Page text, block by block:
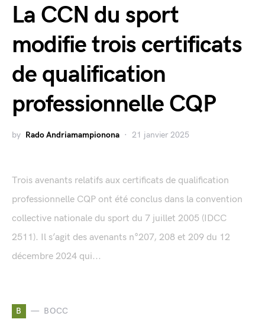
La CCN du sport
modifie trois certificats
de qualification
professionnelle CQP
by Rado Andriamampionona 21 janvier 2025
Trois avenants relatifs aux certificats de qualification
professionnelle CQP ont été conclus dans la convention
collective nationale du sport du 7 juillet 2005 (IDCC
2511). Il s’agit des avenants n°207, 208 et 209 du 12
décembre 2024 qui...
B BOCC